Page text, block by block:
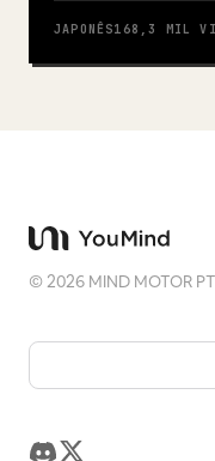
JAPONÊS168,3 MIL
©2026 MIND MOTOR